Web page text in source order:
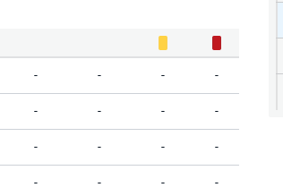
- - - -
- - - -
- - - -
- - - -